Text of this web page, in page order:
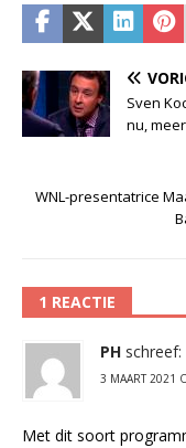
Sven
nu,
WNL-presentatrice
1 REACTIE
PH schreef:
3 MAART 2021
Met dit soort